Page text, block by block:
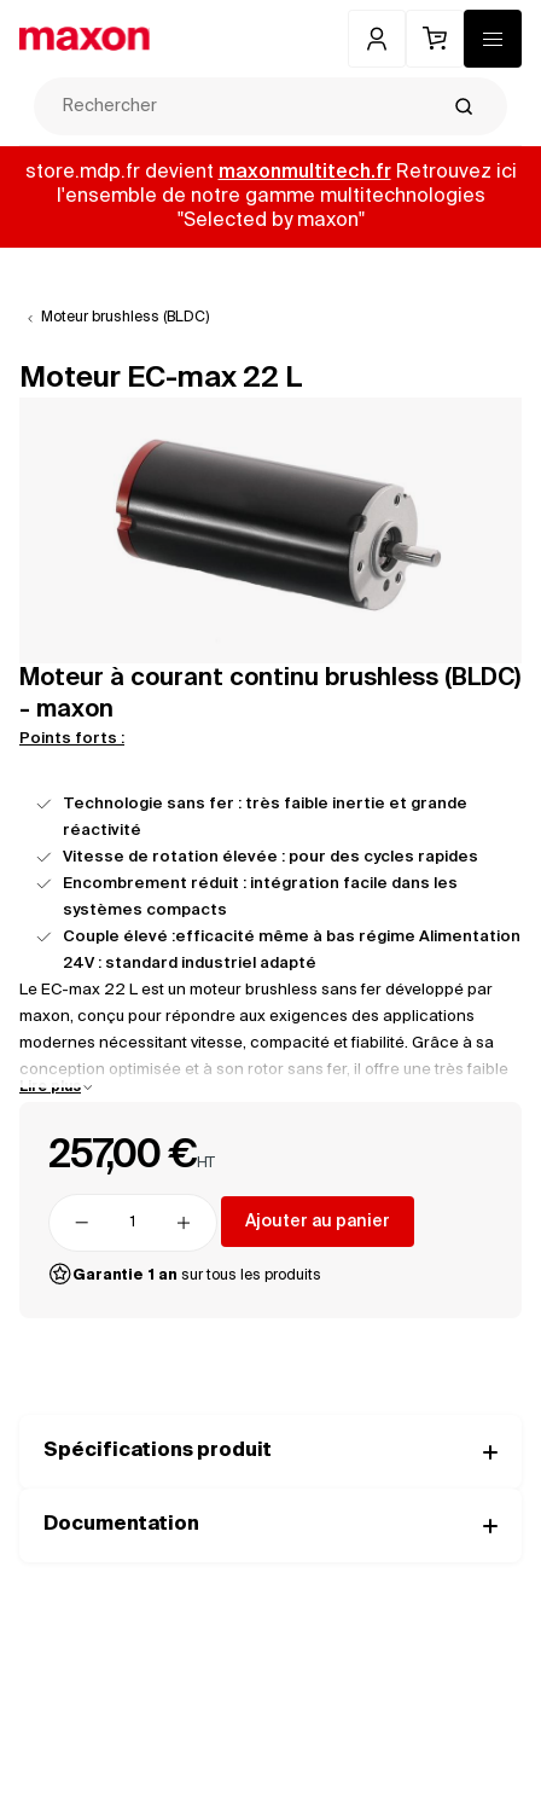
Mon compte
Panier
store.mdp.fr devient maxonmultitech.frRetrouvez ici
l'ensemble de notre gamme multitechnologies
"Selected by maxon"
Moteur brushless (BLDC)
Moteur EC-max 22 L
Moteur à courant continu brushless (BLDC)
- maxon
Points forts :
Technologie sans fer : très faible inertie et grande
réactivité
Vitesse de rotation élevée : pour des cycles rapides
Encombrement réduit : intégration facile dans les
systèmes compacts
Couple élevé :efficacité même à bas régime Alimentation
24V : standard industriel adapté
Le EC-max 22 L est un moteur brushless sans fer développé par
maxon, conçu pour répondre aux exigences des applications
modernes nécessitant vitesse, compacité et fiabilité. Grâce à sa
conception optimisée et à son rotor sans fer, il offre une très faible
inertie, permettant une montée en vitesse rapide et un contrôle
en 24V, ce moteur combine un couple élevé à une vitesse de
rotation soutenue, tout en conservant un encombrement réduit. Sa
technologie sans fer élimine les pertes par courants de Foucault,
améliorant ainsi le rendement global et réduisant l’échauffement.
termes de performance thermique et de précision. Compact, léger
Lire plus
257,00 €HT
Ajouter au panier
Garantie 1 an sur tous les produits
Spécifications produit
Documentation